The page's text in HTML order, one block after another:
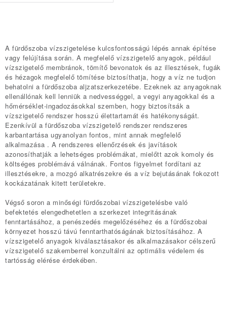
i
s
t
a
i
r
á
n
y
í
t
á
s
e
l
e
m
A fürdőszoba vízszigetelése kulcsfontosságú lépés annak építése
vagy felújítása során. A megfelelő vízszigetelő anyagok, például
vízszigetelő membránok, tömítő bevonatok és az illesztések, fugák
és hézagok megfelelő tömítése biztosíthatja, hogy a víz ne tudjon
behatolni a fürdőszoba aljzatszerkezetébe. Ezeknek az anyagoknak
ellenállónak kell lenniük a nedvességgel, a vegyi anyagokkal és a
hőmérséklet-ingadozásokkal szemben, hogy biztosítsák a
vízszigetelő rendszer hosszú élettartamát és hatékonyságát.
Ezenkívül a fürdőszoba vízszigetelő rendszer rendszeres
karbantartása ugyanolyan fontos, mint annak megfelelő
alkalmazása . A rendszeres ellenőrzések és javítások
azonosíthatják a lehetséges problémákat, mielőtt azok komoly és
költséges problémává válnának. Fontos figyelmet fordítani az
illesztésekre, a mozgó alkatrészekre és a víz bejutásának fokozott
kockázatának kitett területekre.
Végső soron a minőségi fürdőszobai vízszigetelésbe való
befektetés elengedhetetlen a szerkezet integritásának
fenntartásához, a penészedés megelőzéséhez és a fürdőszobai
környezet hosszú távú fenntarthatóságának biztosításához. A
vízszigetelő anyagok kiválasztásakor és alkalmazásakor célszerű
vízszigetelő szakemberrel konzultálni az optimális védelem és
tartósság elérése érdekében.